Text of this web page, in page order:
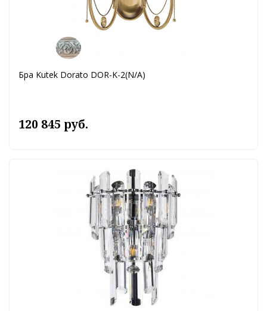
Бра Kutek Dorato DOR-K-2(N/A)
120 845 руб.